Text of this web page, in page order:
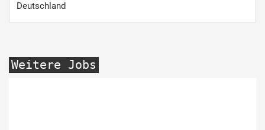
Deutschland
Weitere Jobs